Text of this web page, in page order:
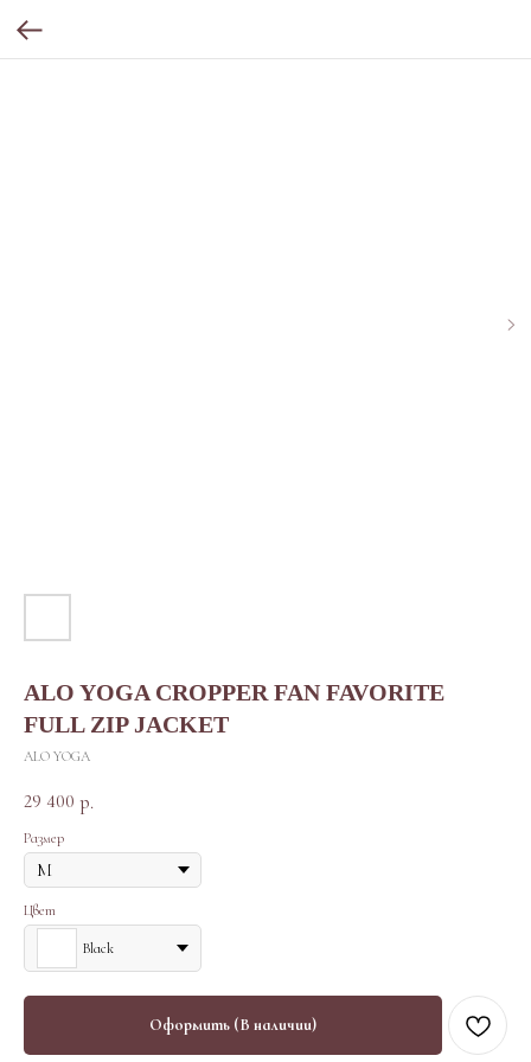
ALO YOGA CROPPER FAN FAVORITE
FULL ZIP JACKET
ALO YOGA
29 400 р.
Размер
Цвет
Black
Оформить (В наличии)